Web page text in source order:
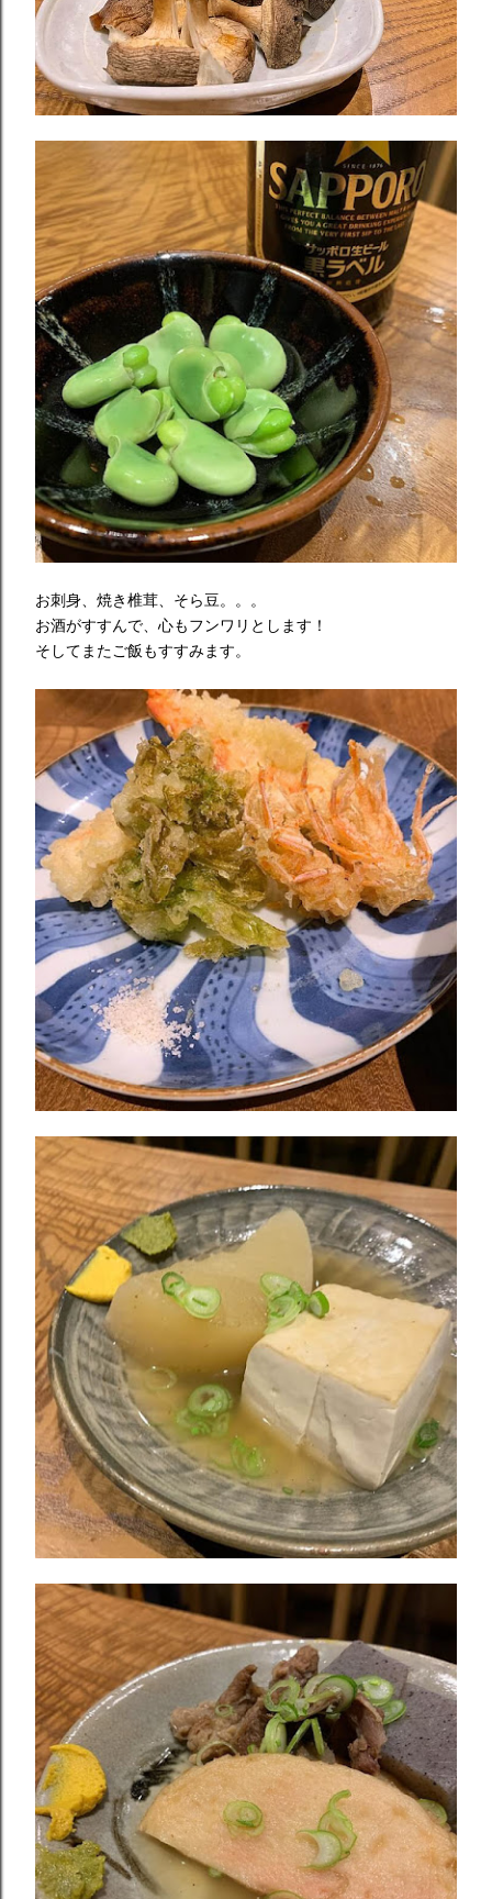
お刺身、焼き椎茸、そら豆。。。
お酒がすすんで、心もフンワリとします！
そしてまたご飯もすすみます。